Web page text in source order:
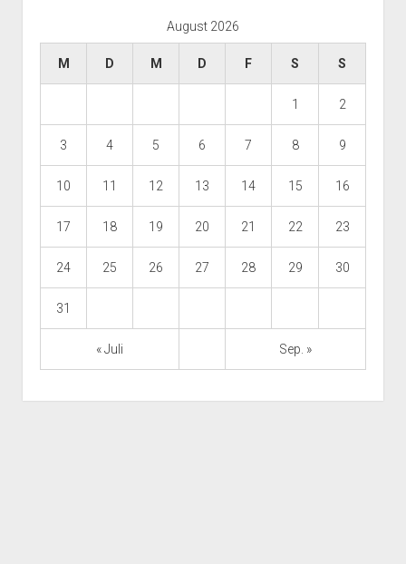
August 2026
M D M D F S S
1 2
3 4 5 6 7 8 9
10 11 12 13 14 15 16
17 18 19 20 21 22 23
24 25 26 27 28 29 30
31
« Juli Sep. »